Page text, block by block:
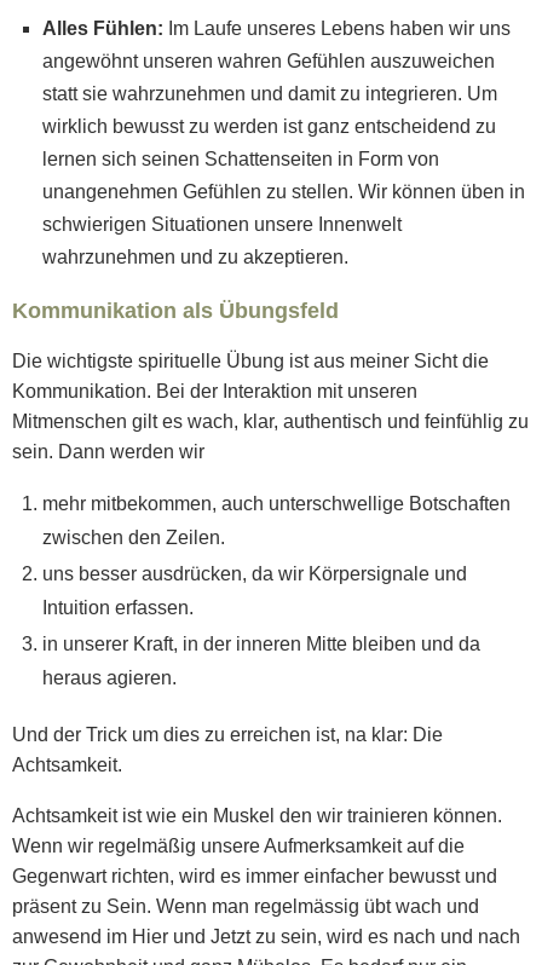
Alles Fühlen: Im Laufe unseres Lebens haben wir uns
angewöhnt unseren wahren Gefühlen auszuweichen
statt sie wahrzunehmen und damit zu integrieren. Um
wirklich bewusst zu werden ist ganz entscheidend zu
lernen sich seinen Schattenseiten in Form von
unangenehmen Gefühlen zu stellen. Wir können üben in
schwierigen Situationen unsere Innenwelt
wahrzunehmen und zu akzeptieren.
Kommunikation als Übungsfeld
Die wichtigste spirituelle Übung ist aus meiner Sicht die
Kommunikation. Bei der Interaktion mit unseren
Mitmenschen gilt es wach, klar, authentisch und feinfühlig zu
sein. Dann werden wir
mehr mitbekommen, auch unterschwellige Botschaften
zwischen den Zeilen.
uns besser ausdrücken, da wir Körpersignale und
Intuition erfassen.
in unserer Kraft, in der inneren Mitte bleiben und da
heraus agieren.
Und der Trick um dies zu erreichen ist, na klar: Die
Achtsamkeit.
Achtsamkeit ist wie ein Muskel den wir trainieren können.
Wenn wir regelmäßig unsere Aufmerksamkeit auf die
Gegenwart richten, wird es immer einfacher bewusst und
präsent zu Sein. Wenn man regelmässig übt wach und
anwesend im Hier und Jetzt zu sein, wird es nach und nach